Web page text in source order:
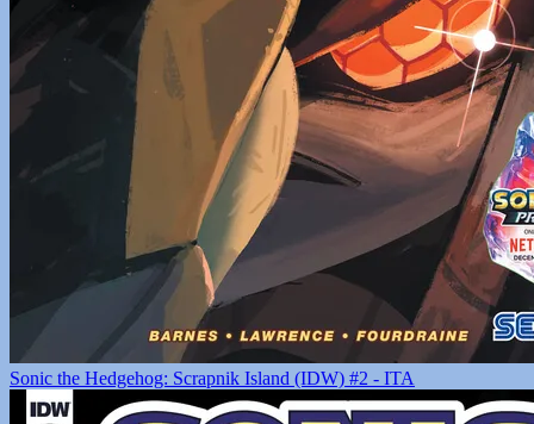
Sonic the Hedgehog: Scrapnik Island (IDW) #2 - ITA